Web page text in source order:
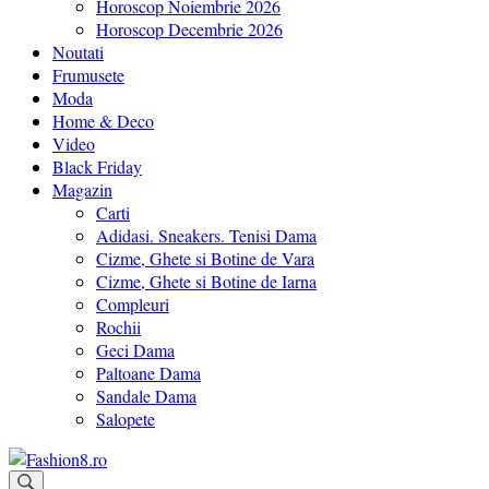
Horoscop Noiembrie 2026
Horoscop Decembrie 2026
Noutati
Frumusete
Moda
Home & Deco
Video
Black Friday
Magazin
Carti
Adidasi. Sneakers. Tenisi Dama
Cizme, Ghete si Botine de Vara
Cizme, Ghete si Botine de Iarna
Compleuri
Rochii
Geci Dama
Paltoane Dama
Sandale Dama
Salopete